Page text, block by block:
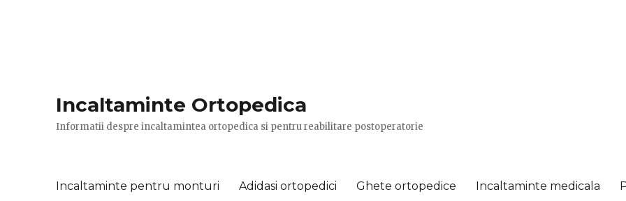
Incaltaminte Ortopedica
Informatii despre incaltamintea ortopedica si pentru reabilitare postoperatorie
Incaltaminte pentru monturi Adidasi ortopedici Ghete ortopedice Incaltaminte medicala